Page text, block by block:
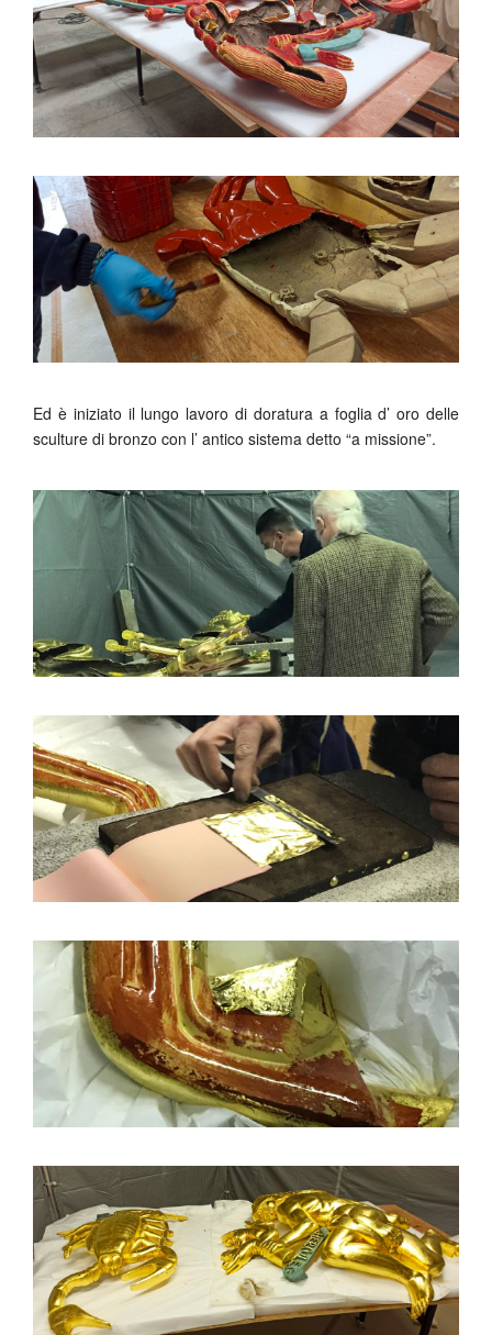
Ed è iniziato il lungo lavoro di doratura a foglia d’ oro delle
sculture di bronzo con l’ antico sistema detto “a missione”.